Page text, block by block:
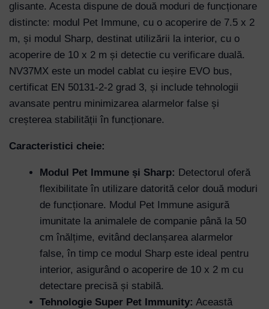
glisante. Acesta dispune de două moduri de funcționare
distincte: modul Pet Immune, cu o acoperire de 7.5 x 2
m, și modul Sharp, destinat utilizării la interior, cu o
acoperire de 10 x 2 m și detectie cu verificare duală.
NV37MX este un model cablat cu ieșire EVO bus,
certificat EN 50131-2-2 grad 3, și include tehnologii
avansate pentru minimizarea alarmelor false și
creșterea stabilității în funcționare.
Caracteristici cheie:
Modul Pet Immune și Sharp: Detectorul oferă
flexibilitate în utilizare datorită celor două moduri
de funcționare. Modul Pet Immune asigură
imunitate la animalele de companie până la 50
cm înălțime, evitând declanșarea alarmelor
false, în timp ce modul Sharp este ideal pentru
interior, asigurând o acoperire de 10 x 2 m cu
detectare precisă și stabilă.
Tehnologie Super Pet Immunity: Această